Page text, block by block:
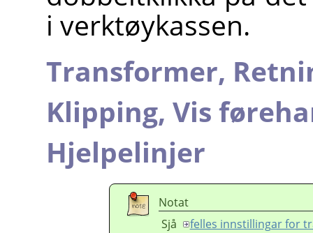
i verktøykassen.
Transformer,
Klipping, Vis
Hjelpelinjer
Notat
Sjå
felles innstillingar for